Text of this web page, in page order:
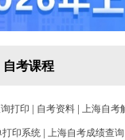
自考课程
打印 | 自考资料 | 上海自考
打印系统| 上海自考成绩查询